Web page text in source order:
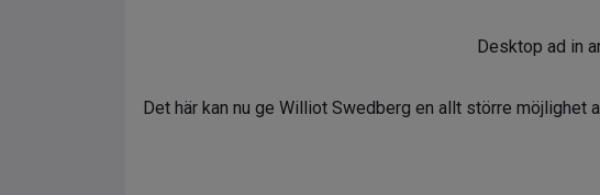
Desktop ad in
Det här kan nu ge Williot Swedberg en allt större möjlighet